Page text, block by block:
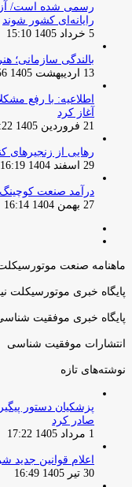
رسمی شده است/
رایانه‌ای کشور شوند
5 خرداد 1405 15:10
بالندگی سازمانی؛
13 اردیبهشت 1405 18:56
اطلاعیه: با رفع
آغاز کرد
21 فروردین 1405 22:22
رهایی از زنجیرهای
29 اسفند 1404 16:19
درآمد صنعت کوچینگ در سال 2025 به ۵.۳۴
27 بهمن 1404 16:14
ماهنامه صنعت
پایگاه خبری موتورسیکلت
پایگاه خبری موفقیت
انتشارات موفقیت شناسی
نوشته‌های تازه
صادر کرد
1 مرداد 1405 17:22
اعلام قوانین
30 تیر 1405 16:49